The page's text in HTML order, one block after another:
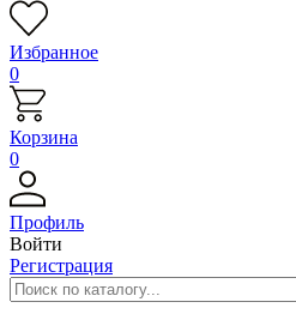
Избранное
0
Корзина
0
Профиль
Войти
Регистрация